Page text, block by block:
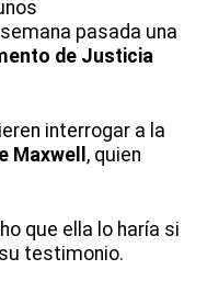
pasada una
de Justicia
interrogar a la
Maxwell , quien
que ella lo haría si
testimonio.